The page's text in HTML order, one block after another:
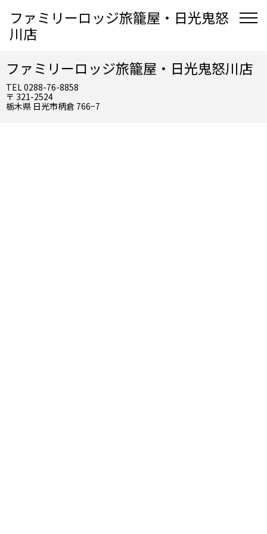
ファミリーロッジ旅籠屋・日光鬼怒
川店
ファミリーロッジ旅籠屋・日光鬼怒川店
TEL 0288-76-8858
〒 321-2524
栃木県 日光市柄倉 766−7